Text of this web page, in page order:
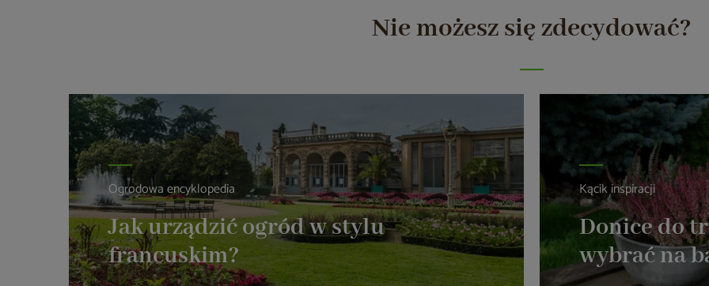
Nie możesz się zdecydować?
Ogrodowa encyklopedia
Jak urządzić ogród w stylu
francuskim?
Kącik inspiracji
Donice do
wybrać na